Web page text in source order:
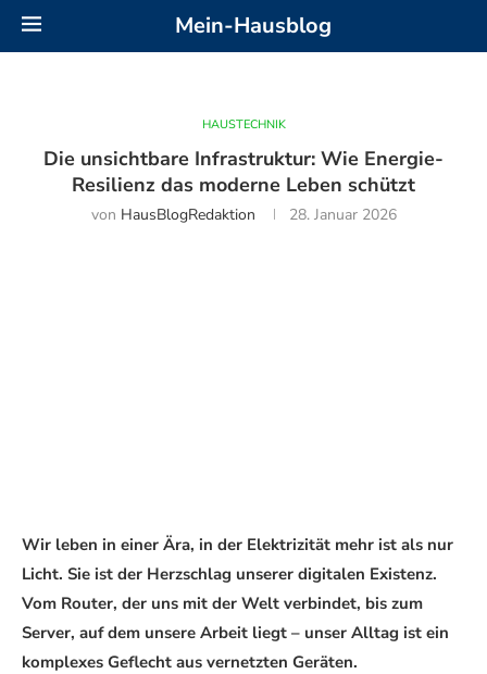
Mein-Hausblog
HAUSTECHNIK
Die unsichtbare Infrastruktur: Wie Energie-
Resilienz das moderne Leben schützt
von HausBlogRedaktion 28. Januar 2026
Wir leben in einer Ära, in der Elektrizität mehr ist als nur
Licht. Sie ist der Herzschlag unserer digitalen Existenz.
Vom Router, der uns mit der Welt verbindet, bis zum
Server, auf dem unsere Arbeit liegt – unser Alltag ist ein
komplexes Geflecht aus vernetzten Geräten.